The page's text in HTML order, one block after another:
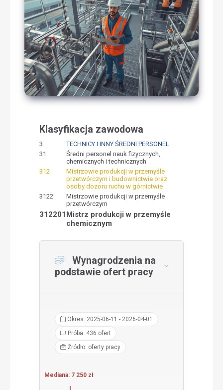
Klasyfikacja zawodowa
3
TECHNICY I INNY ŚREDNI PERSONEL
31
Średni personel nauk fizycznych,
chemicznych i technicznych
312
Mistrzowie produkcji w przemyśle
przetwórczym i budownictwie oraz
osoby dozoru ruchu w górnictwie
3122
Mistrzowie produkcji w przemyśle
przetwórczym
312201 Mistrz produkcji w przemyśle
chemicznym
Wynagrodzenia na
podstawie ofert pracy
Okres: 2025-06-11 - 2026-04-01
Próba: 436 ofert
Źródło: oferty pracy
Mediana: 7 250 zł